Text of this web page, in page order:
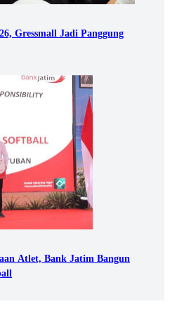
Gressmall Jadi Panggung
Atlet, Bank Jatim Bangun